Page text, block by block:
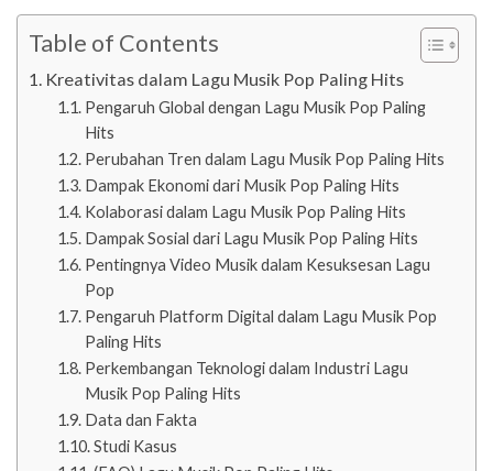
Table of Contents
Kreativitas dalam Lagu Musik Pop Paling Hits
Pengaruh Global dengan Lagu Musik Pop Paling
Hits
Perubahan Tren dalam Lagu Musik Pop Paling Hits
Dampak Ekonomi dari Musik Pop Paling Hits
Kolaborasi dalam Lagu Musik Pop Paling Hits
Dampak Sosial dari Lagu Musik Pop Paling Hits
Pentingnya Video Musik dalam Kesuksesan Lagu
Pop
Pengaruh Platform Digital dalam Lagu Musik Pop
Paling Hits
Perkembangan Teknologi dalam Industri Lagu
Musik Pop Paling Hits
Data dan Fakta
Studi Kasus